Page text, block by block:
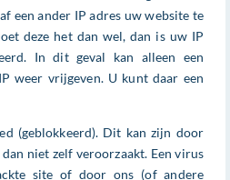
een ander IP adres uw website te
deze het dan wel, dan is uw IP
In dit geval kan alleen een
weer vrijgeven. U kunt daar een
(geblokkeerd). Dit kan zijn door
niet zelf veroorzaakt. Een virus
site of door ons (of andere